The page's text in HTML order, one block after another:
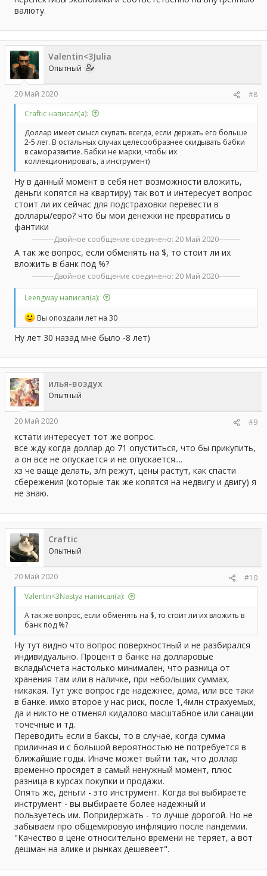
валюту.
Valentin<3Julia
Опытный
20 Май 2020
#8
Craftic написал(а):
Доллар имеет смысл скупать всегда, если держать его больше
2-5 лет. В остальных случах целесообразнее скидывать бабки
в саморазвитие. Бабки не марки, чтобы их
коллекционировать, а инструмент)
Ну в данный момент в себя нет возможности вложить,
деньги копятся на квартиру) так вот и интересует вопрос
стоит ли их сейчас для подстраховки перевести в
доллары/евро? что бы мои денежки не превратись в
фантики
---------Двойное сообщение соединено: 20 Май 2020---------
А так же вопрос, если обменять на $, то стоит ли их
вложить в банк под %?
---------Двойное сообщение соединено: 20 Май 2020---------
Leengway написал(а):
Вы опоздали лет на 30
Ну лет 30 назад мне было -8 лет)
илья-воздух
Опытный
20 Май 2020 #9
кстати интересует тот же вопрос.
все жду когда доллар до 71 опуститься, что бы прикупить,
а он все не опускается и не опускается....
хз че ваще делать, з/п режут, цены растут, как спасти
сбережения (которые так же копятся на недвигу и двигу) я
не знаю.
Craftic
Опытный
20 Май 2020
#10
Valentin<3Nastya написал(а):
А так же вопрос, если обменять на $, то стоит ли их вложить в
банк под %?
Ну тут видно что вопрос поверхностный и не разбирался
индивидуально. Процент в банке на долларовые
вклады\счета настолько минимален, что разница от
хранения там или в наличке, при небольших суммах,
никакая. Тут уже вопрос где надежнее, дома, или все таки
в банке. имхо второе у нас риск, после 1,4млн страхуемых,
да и никто не отменял кидалово масштабное или санации
точечные и тд.
Переводить если в баксы, то в случае, когда сумма
приличная и с большой вероятностью не потребуется в
ближайшие годы. Иначе может выйти так, что доллар
временно просядет в самый ненужный момент, плюс
разница в курсах покупки и продажи.
Опять же, деньги - это инструмент. Когда вы выбираете
инструмент - вы выбираете более надежный и
пользуетесь им. Попридержать - то лучше дорогой. Но не
забываем про общемировую инфляцию после пандемии.
"Качество в цене относительно времени не теряет, а вот
дешман на алике и рынках дешевеет".